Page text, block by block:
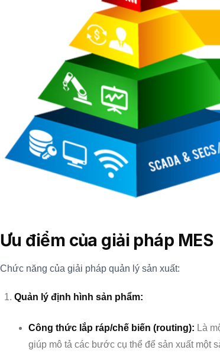
Ưu điểm của giải pháp MES
Chức năng của giải pháp quản lý sản xuất:
Quản lý định hình sản phẩm:
Công thức lắp ráp/chế biến (routing): Là
giúp mô tả các bước cụ thể để sản xuất một